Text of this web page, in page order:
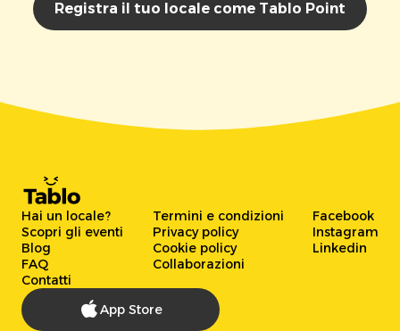
Registra il tuo locale come Tablo Point
Hai un locale?
Scopri gli eventi
Blog
FAQ
Contatti
Termini e condizioni
Privacy policy
Cookie policy
Collaborazioni
Facebook
Instagram
Linkedin
App Store